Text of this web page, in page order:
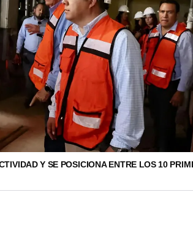
Y SE POSICIONA ENTRE LOS 10